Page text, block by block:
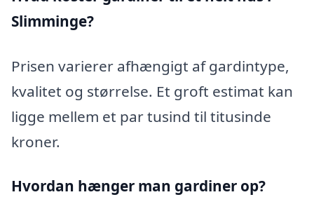
Slimminge?
Prisen varierer afhængigt af gardintype,
kvalitet og størrelse. Et groft estimat kan
ligge mellem et par tusind til titusinde
kroner.
Hvordan hænger man gardiner op?